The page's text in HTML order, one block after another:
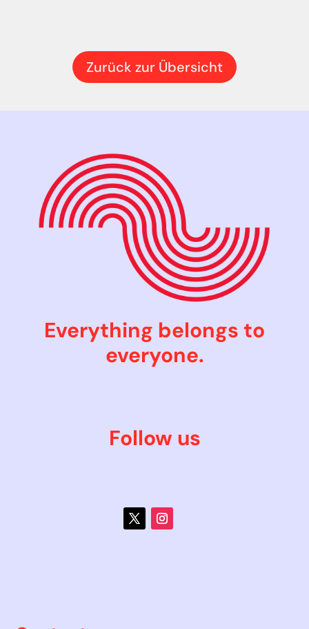
Zurück zur Übersicht
Everything belongs to
everyone.
Follow us